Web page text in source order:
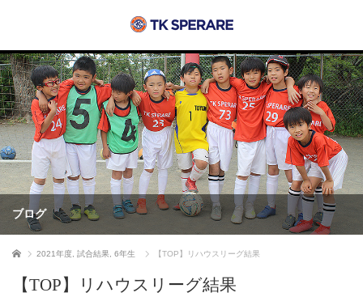
ブログ
ホーム 2021年度 試合結果 6年生 【TOP】リハウスリーグ結果
【TOP】リハウスリーグ結果